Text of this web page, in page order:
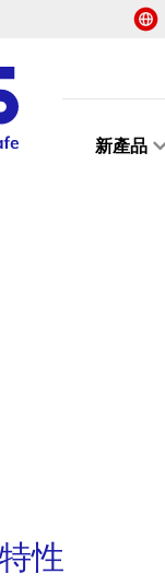
新產品
性